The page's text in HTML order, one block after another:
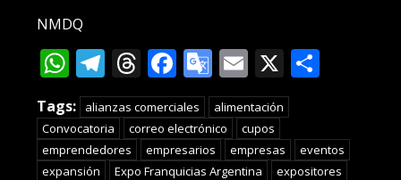
NMDQ
WhatsApp
Telegram
Threads
Facebook
Google
Translate
Email
X
Tags: alianzas comerciales
alimentación
Convocatoria
correo electrónico
cupos
emprendedores
empresarios empresas
eventos
expansión
Expo Franquicias Argentina
expositores